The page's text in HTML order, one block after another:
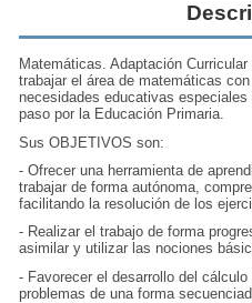
Matemáticas. Adaptación
trabajar el área de matemáticas
necesidades educativas
paso por la Educación Primaria.
Sus OBJETIVOS son:
- Ofrecer una herramienta de
trabajar de forma autónoma,
facilitando la resolución de los
- Realizar el trabajo de forma
asimilar y utilizar las nociones
- Favorecer el desarrollo del
problemas de una forma